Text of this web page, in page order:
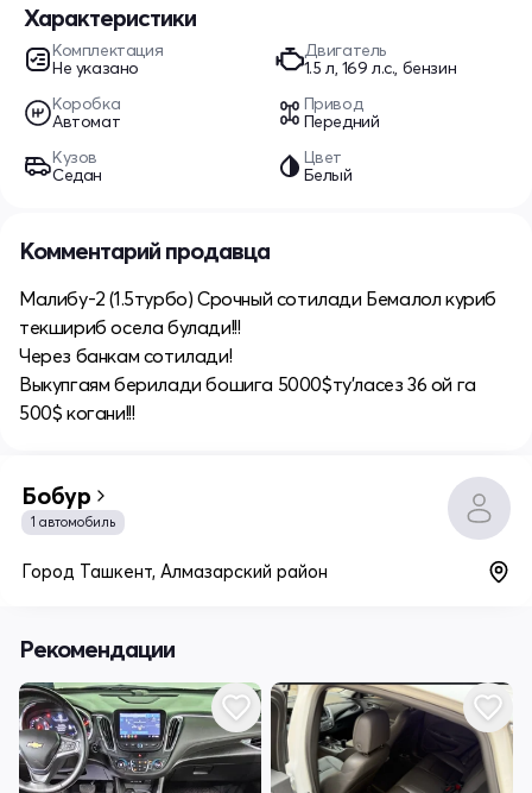
Характеристики
Комплектация
Не указано
Двигатель
1.5 л, 169 л.с., бензин
Коробка
Автомат
Привод
Передний
Кузов
Седан
Цвет
Белый
Комментарий продавца
Малибу-2 (1.5турбо) Срочный сотилади Бемалол куриб
текшириб осела булади!!!
Через банкам сотилади!
Выкупгаям берилади бошига 5000$ту’ласез 36 ой га
500$ когани!!!
Бобур
1 автомобиль
Город Ташкент, Алмазарский район
Рекомендации